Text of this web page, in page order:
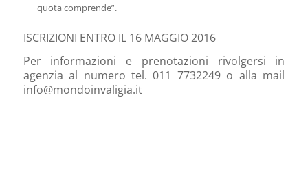
quota comprende”.
ISCRIZIONI ENTRO IL 16 MAGGIO 2016
Per informazioni e prenotazioni rivolgersi in
agenzia al numero tel. 011 7732249 o alla mail
info@mondoinvaligia.it